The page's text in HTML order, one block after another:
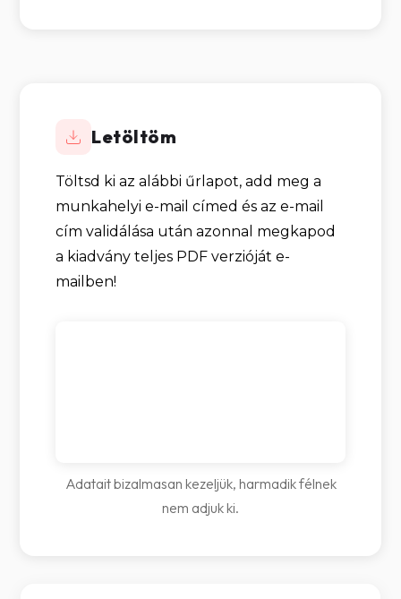
Letöltöm
Töltsd ki az alábbi űrlapot, add meg a
munkahelyi e-mail címed és az e-mail
cím validálása után azonnal megkapod
a kiadvány teljes PDF verzióját e-
mailben!
Adatait bizalmasan kezeljük, harmadik félnek
nem adjuk ki.